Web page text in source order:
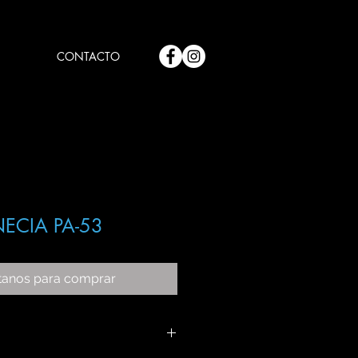
CONTACTO
PA-53
para comprar